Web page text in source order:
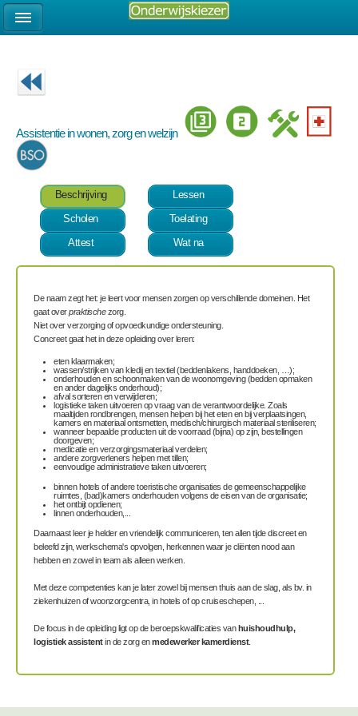
Assistentie in wonen, zorg en welzijn
Beschrijving
Lessen
Scholen
Toelating
Attest
Wat na
De naam zegt het: je leert voor mensen zorgen op verschillende domeinen. Het
gaat overpraktischezorg.
Niet over verzorging of opvoedkundige ondersteuning.
Concreet gaat het in deze opleiding over leren:
eten klaarmaken;
wassen/strijken van kledij en textiel (beddenlakens, handdoeken, …);
onderhouden en schoonmaken van de woonomgeving (bedden opmaken
en ander dagelijks onderhoud);
afval sorteren en verwijderen;
logistieke taken uitvoeren op vraag van de verantwoordelijke. Zoals
maaltijden rondbrengen, mensen helpen bij het eten en bij verplaatsingen,
kamers en materiaal ontsmetten, medisch/chirurgisch materiaal steriliseren;
wanneer bepaalde producten uit de voorraad (bijna) op zijn, bestellingen
doorgeven;
medicatie en verzorgingsmateriaal verdelen;
andere zorgverleners helpen met tillen;
eenvoudige administratieve taken uitvoeren;
binnen hotels of andere toeristische organisaties de gemeenschappelijke
ruimtes, (bad)kamers onderhouden volgens de eisen van de organisatie;
het ontbijt opdienen;
linnen onderhouden,...
Daarnaast leer je helder en vriendelijk communiceren, ten allen tijde discreet en
beleefd zijn, werkschema's opvolgen, herkennen waar je cliënten nood aan
hebben en zowel in team als alleen werken.
Met deze competenties kan je later zowel bij mensen thuis aan de slag, als bv. in
ziekenhuizen of woonzorgcentra, in hotels of op cruiseschepen, ...
De focus in de opleiding ligt op de beroepskwalificaties vanhuishoudhulp,
logistiek assistentin de zorg enmedewerker kamerdienst.